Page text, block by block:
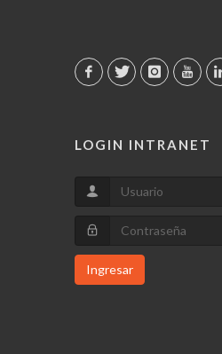
LOGIN INTRANET
Ingresar